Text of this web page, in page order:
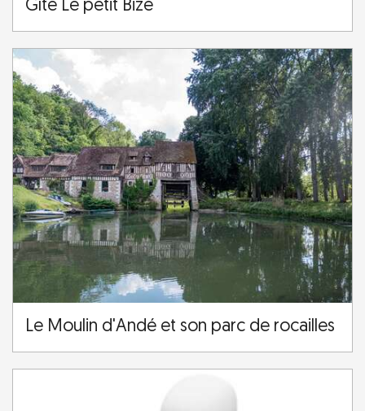
Gîte Le petit Bizé
Le Moulin d'Andé et son parc de rocailles